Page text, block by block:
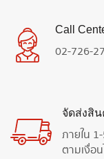
Call
02-726-
จัดส่งสิ
ภายใน
ตามเงื่อ